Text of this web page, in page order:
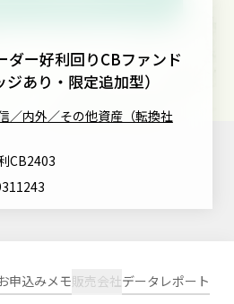
内
発生の有無について
本方針
ついて
てください。
ダー好利回りCBファンド
あり・限定追加型）
／内外／その他資産（転換社
CB2403
申込みメモ販売会社データ レポート